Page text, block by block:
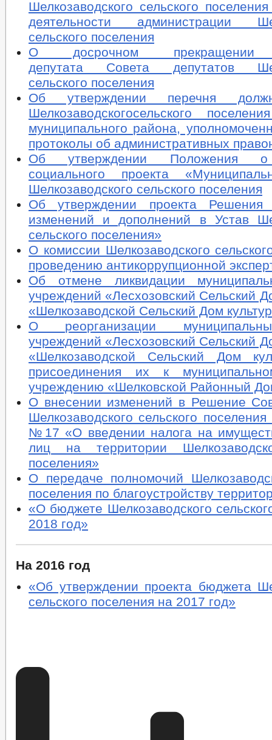
Шелкозаводского сельского
деятельности администрации
сельского поселения
О досрочном прекращении
депутата Совета депутатов
сельского поселения
Об утверждении перечня
Шелкозаводскогосельского
муниципального района,
протоколы об административных
Об утверждении Положения о
социального проекта
Шелкозаводского сельского поселения
Об утверждении проекта
изменений и дополнений в Устав
сельского поселения»
О комиссии Шелкозаводского
проведению антикоррупционной
Об отмене ликвидации
учреждений «Лесхозовский Сельский
«Шелкозаводской Сельский Дом
О реорганизации
учреждений «Лесхозовский Сельский
«Шелкозаводской Сельский Дом
присоединения их к
учреждению «Шелковской Районный
О внесении изменений в Решение
Шелкозаводского сельского поселения
№17 «О введении налога на
лиц на территории
поселения»
О передаче полномочий
поселения по благоустройству
«О бюджете Шелкозаводского
2018 год»
На 2016 год
«Об утверждении проекта бюджета
сельского поселения на 2017 год»